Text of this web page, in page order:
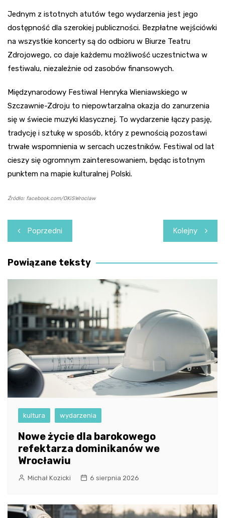
Jednym z istotnych atutów tego wydarzenia jest jego
dostępność dla szerokiej publiczności. Bezpłatne wejściówki
na wszystkie koncerty są do odbioru w Biurze Teatru
Zdrojowego, co daje każdemu możliwość uczestnictwa w
festiwalu, niezależnie od zasobów finansowych.
Międzynarodowy Festiwal Henryka Wieniawskiego w
Szczawnie-Zdroju to niepowtarzalna okazja do zanurzenia
się w świecie muzyki klasycznej. To wydarzenie łączy pasję,
tradycję i sztukę w sposób, który z pewnością pozostawi
trwałe wspomnienia w sercach uczestników. Festiwal od lat
cieszy się ogromnym zainteresowaniem, będąc istotnym
punktem na mapie kulturalnej Polski.
Źródło: facebook.com/OKiSWroclaw
Nawigacja
wpisu
Poprzedni Kolejny
Powiązane teksty
kultura wydarzenia
Nowe życie dla barokowego
refektarza dominikanów we
Wrocławiu
Michał Kozicki 6 sierpnia 2026